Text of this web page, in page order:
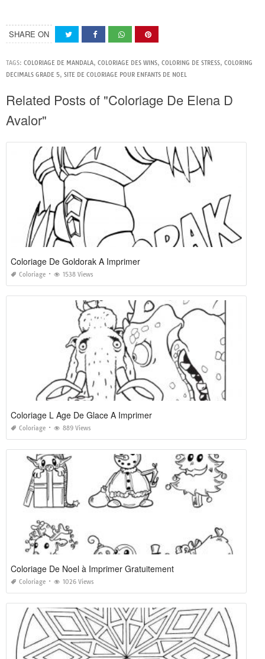
SHARE ON
TAGS: COLORIAGE DE MANDALA, COLORIAGE DES WINS, COLORING DE STRESS, COLORING
DECIMALS GRADE 5, SITE DE COLORIAGE POUR ENFANTS DE NOEL
Related Posts of "Coloriage De Elena D
Avalor"
Coloriage De Goldorak A Imprimer
Coloriage 1538 Views
Coloriage L Age De Glace A Imprimer
Coloriage 889 Views
Coloriage De Noel à Imprimer Gratuitement
Coloriage 1026 Views